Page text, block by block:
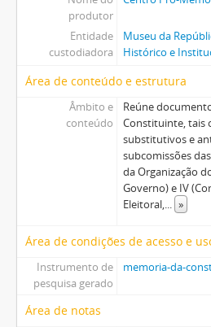
produtor
Entidade
custodiadora
Museu da
Histórico e
Área de conteúdo e estrutura
Âmbito e
conteúdo
Reúne
Constituinte, tais
substitutivos e
subcomissões
da Organização
Governo) e IV
Eleitoral,... »
Área de condições de acesso e
Instrumento de
pesquisa gerado
memoria-da-
Área de notas